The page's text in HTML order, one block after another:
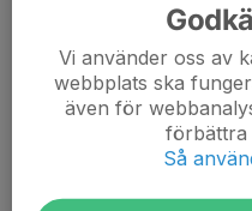
Vi använder oss av
webbplats ska
även för
förbättra
Så